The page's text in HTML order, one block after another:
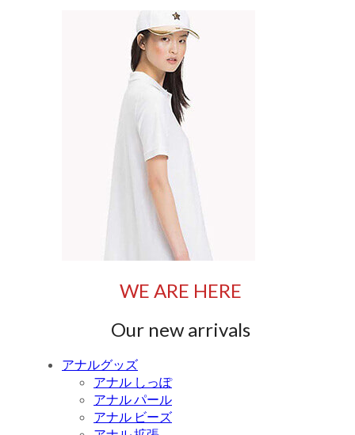
WE ARE HERE
Our new arrivals
アナルグッズ
アナル しっぽ
アナル パール
アナル ビーズ